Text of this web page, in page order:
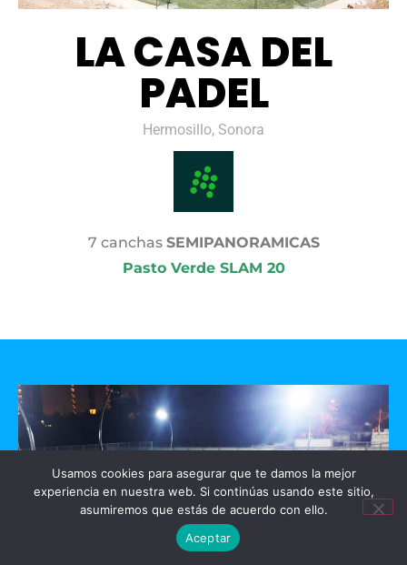
LA CASA DEL
PADEL
Hermosillo, Sonora
7 canchas SEMIPANORAMICAS
Pasto Verde SLAM 20
Usamos cookies para asegurar que te damos la mejor
experiencia en nuestra web. Si continúas usando este sitio,
asumiremos que estás de acuerdo con ello.
Aceptar